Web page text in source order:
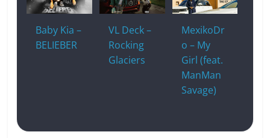
Baby Kia –
BELIEBER
VL Deck –
Rocking
Glaciers
MexikoDr
o – My
Girl (feat.
ManMan
Savage)